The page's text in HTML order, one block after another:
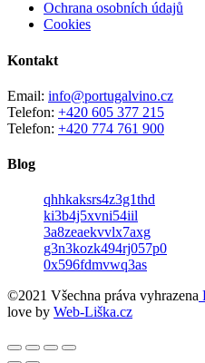
Ochrana osobních údajů
Cookies
Kontakt
Email: info@portugalvino.cz
Telefon: +420 605 377 215
Telefon: +420 774 761 900
Blog
qhhkaksrs4z3g1thd
ki3b4j5xvni54iil
3a8zeaekvvlx7axg
g3n3kozk494rj057p0
0x596fdmvwq3as
©2021 Všechna práva vyhrazena
love by Web-Liška.cz